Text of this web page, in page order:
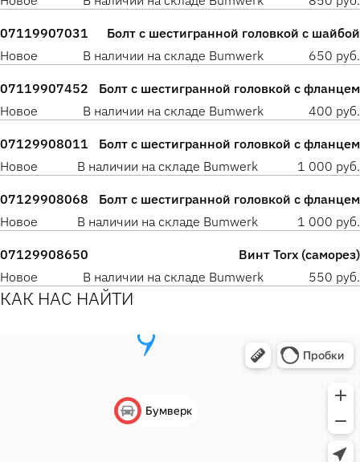
07119907031
Болт с шестигранной головкой с шайбой
Новое
В наличии на складе Bumwerk 650 руб.
07119907452
Болт с шестигранной головкой с фланцем
Новое
В наличии на складе Bumwerk 400 руб.
07129908011
Болт с шестигранной головкой с фланцем
Новое
В наличии на складе Bumwerk 1 000 руб.
07129908068
Болт с шестигранной головкой с фланцем
Новое
В наличии на складе Bumwerk 1 000 руб.
07129908650
Винт Torx (саморез)
Новое
В наличии на складе Bumwerk 550 руб.
КАК НАС НАЙТИ